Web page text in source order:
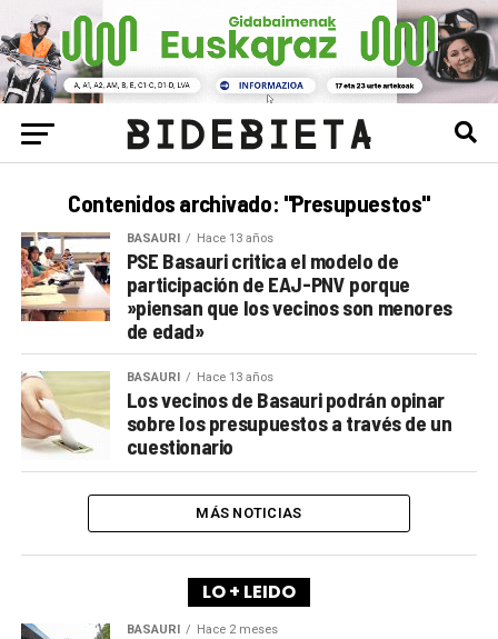
Contenidos archivado: "Presupuestos"
BASAURI Hace 13 años
PSE Basauri critica el modelo de
participación de EAJ-PNV porque
»piensan que los vecinos son menores
de edad»
BASAURI Hace 13 años
Los vecinos de Basauri podrán opinar
sobre los presupuestos a través de un
cuestionario
MÁS NOTICIAS
LO + LEIDO
BASAURI Hace 2 meses